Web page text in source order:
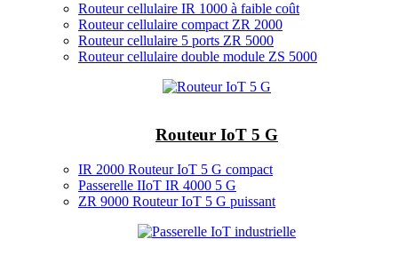
Routeur cellulaire IR 1000 à faible coût
Routeur cellulaire compact ZR 2000
Routeur cellulaire 5 ports ZR 5000
Routeur cellulaire double module ZS 5000
Routeur IoT 5 G
IR 2000 Routeur IoT 5 G compact
Passerelle IIoT IR 4000 5 G
ZR 9000 Routeur IoT 5 G puissant